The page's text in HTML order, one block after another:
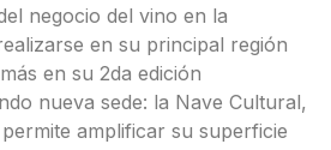
negocio del vino en la
en su principal región
en su 2da edición
nueva sede: la Nave Cultural,
amplificar su superficie